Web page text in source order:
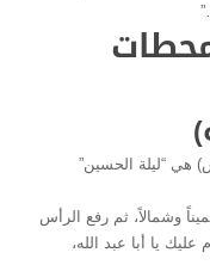
هي “ليلة الحسين”
وشمالاً، ثم رفع الرأس
عليك يا أبا عبد الله،